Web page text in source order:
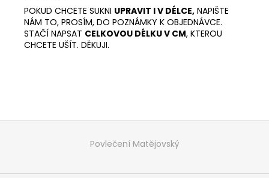
POKUD CHCETE SUKNI UPRAVIT I V DÉLCE, NAPIŠTE
NÁM TO, PROSÍM, DO POZNÁMKY K OBJEDNÁVCE.
STAČÍ NAPSAT CELKOVOU DÉLKU V CM, KTEROU
CHCETE UŠÍT. DĚKUJI.
Z
Povlečení Matějovský